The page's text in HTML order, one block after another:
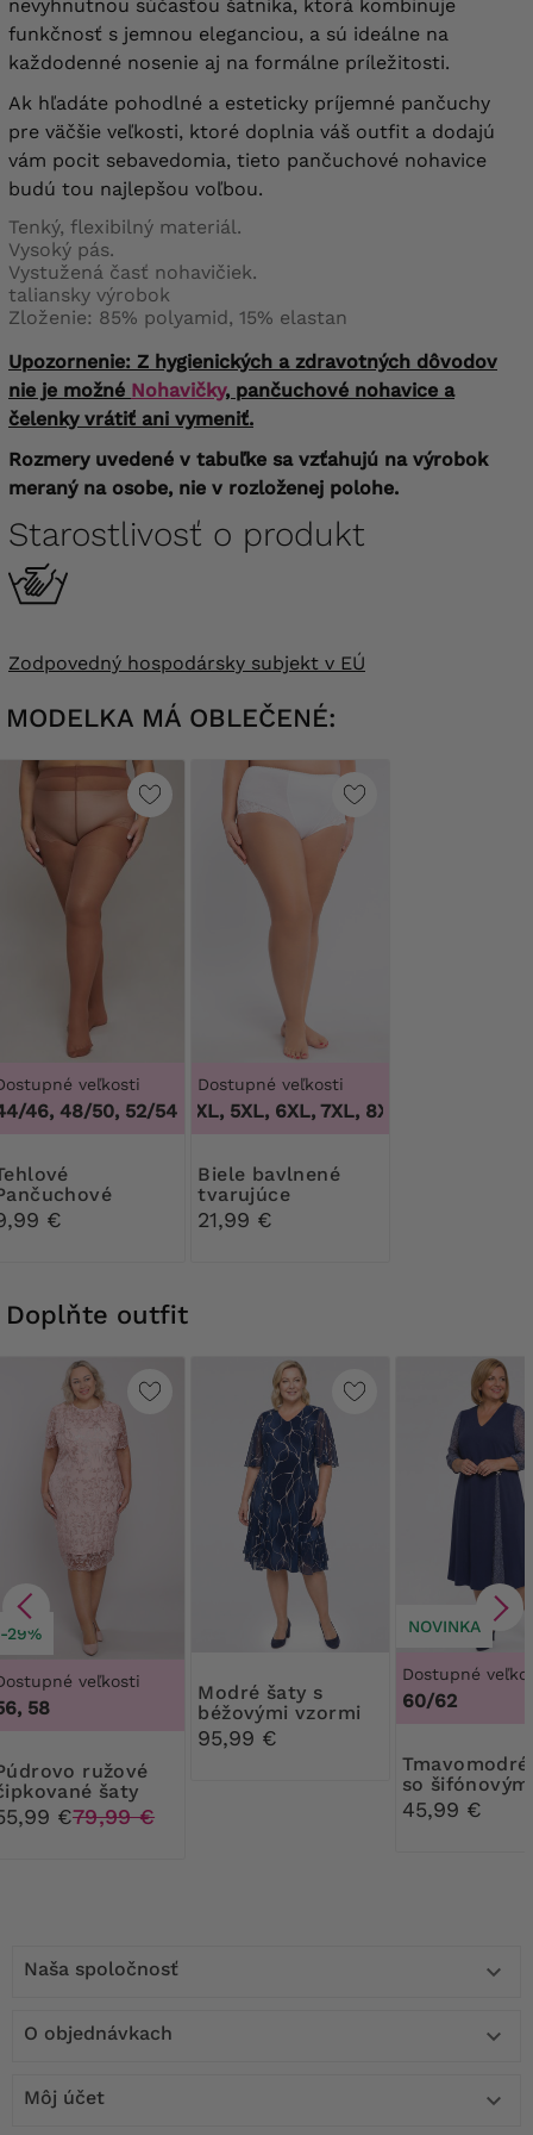
nevyhnutnou súčasťou šatníka, ktorá kombinuje
funkčnosť s jemnou eleganciou, a sú ideálne na
každodenné nosenie aj na formálne príležitosti.
Ak hľadáte pohodlné a esteticky príjemné pančuchy
pre väčšie veľkosti, ktoré doplnia váš outfit a dodajú
vám pocit sebavedomia, tieto pančuchové nohavice
budú tou najlepšou voľbou.
Tenký, flexibilný materiál.
Vysoký pás.
Vystužená časť nohavičiek.
taliansky výrobok
Zloženie: 85% polyamid, 15% elastan
Upozornenie: Z hygienických a zdravotných dôvodov
nie je možné Nohavičky, pančuchové nohavice a
čelenky vrátiť ani vymeniť.
Rozmery uvedené v tabuľke sa vzťahujú na výrobok
meraný na osobe, nie v rozloženej polohe.
Starostlivosť o produkt
Zodpovedný hospodársky subjekt v EÚ
MODELKA MÁ OBLEČENÉ:
veľkosti
46, 48/50, 52/54
Ribessa
DEN
€
Dostupné veľkosti
3XL, 4XL, 5XL, 6XL, 7XL, 8XL, 9XL
Biele bavlnené
tvarujúce
nohavičky s čipkou
21,99 €
Doplňte outfit
-29%
veľkosti
58
šaty
€79,99 €
Modré šaty s
béžovými vzormi
95,99 €
NOVINKA
Dostupné
60/62
Tmavomodré šaty
so
rukávmi a
bodkami
45,99 €
Naša spoločnosť 
O objednávkach 
Môj účet 